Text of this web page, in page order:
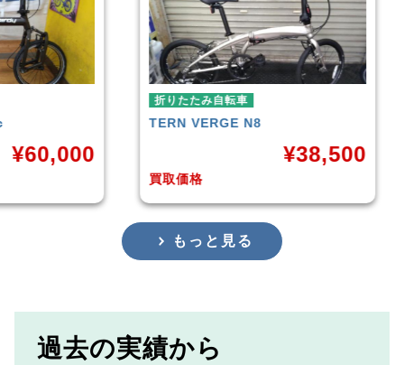
N8
¥38,500
折りたたみ自転車
RENAULTLIGHT-8 AL-FDB140
買取価格
¥
もっと見る
過去の実績から